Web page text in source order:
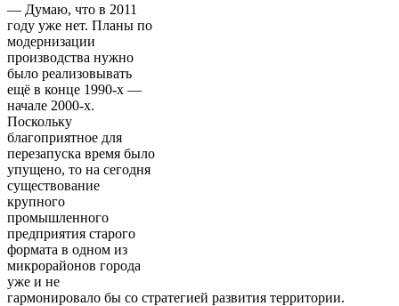
— Думаю, что в 2011
году уже нет. Планы по
модернизации
производства нужно
было реализовывать
ещё в конце 1990-х —
начале 2000-х.
Поскольку
благоприятное для
перезапуска время было
упущено, то на сегодня
существование
крупного
промышленного
предприятия старого
формата в одном из
микрорайонов города
уже и не
гармонировало бы со стратегией развития территории.